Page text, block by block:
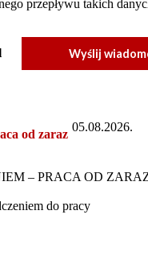
przepływu takich
Wyślij
od zaraz
05.08.2026.
– PRACA OD
do pracy